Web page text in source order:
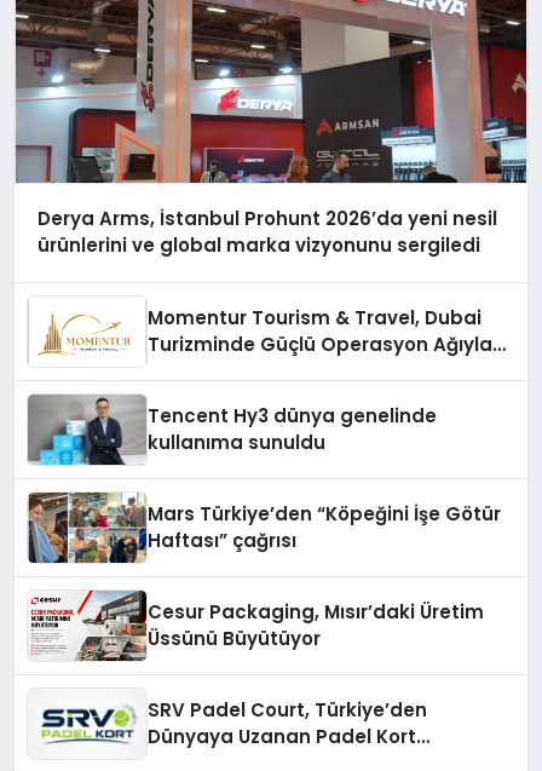
Derya Arms, İstanbul Prohunt 2026’da yeni nesil
ürünlerini ve global marka vizyonunu sergiledi
Momentur Tourism & Travel, Dubai
Turizminde Güçlü Operasyon Ağıyla
Tencent Hy3 dünya genelinde
kullanıma sunuldu
Mars Türkiye’den “Köpeğini İşe Götür
Haftası” çağrısı
Cesur Packaging, Mısır’daki Üretim
Üssünü Büyütüyor
SRV Padel Court, Türkiye’den
Dünyaya Uzanan Padel Kort